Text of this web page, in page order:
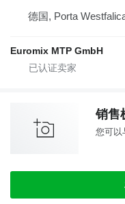
德国, Porta
Euromix MTP GmbH
销售
您可以